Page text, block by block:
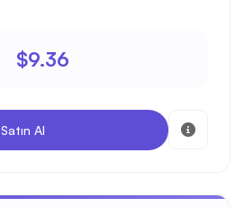
$9.36
Satın Al